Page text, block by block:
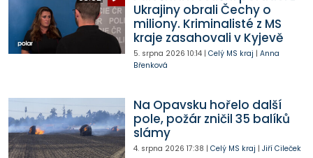
Ukrajiny obrali Čechy o
miliony. Kriminalisté z MS
kraje zasahovali v Kyjevě
5. srpna 2026 10:14| Celý MS kraj | Anna
Břenková
Na Opavsku hořelo další
pole, požár zničil 35 balíků
slámy
4. srpna 2026 17:38 | Celý MS kraj | Jiří Cileček